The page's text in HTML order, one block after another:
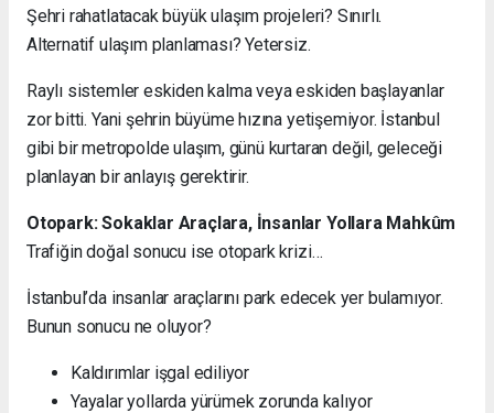
Şehri rahatlatacak büyük ulaşım projeleri? Sınırlı.
Alternatif ulaşım planlaması? Yetersiz.
Raylı sistemler eskiden kalma veya eskiden başlayanlar
zor bitti. Yani şehrin büyüme hızına yetişemiyor. İstanbul
gibi bir metropolde ulaşım, günü kurtaran değil, geleceği
planlayan bir anlayış gerektirir.
Otopark: Sokaklar Araçlara, İnsanlar Yollara Mahkûm
Trafiğin doğal sonucu ise otopark krizi…
İstanbul’da insanlar araçlarını park edecek yer bulamıyor.
Bunun sonucu ne oluyor?
Kaldırımlar işgal ediliyor
Yayalar yollarda yürümek zorunda kalıyor